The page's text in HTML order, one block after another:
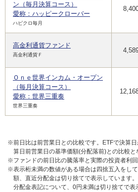
ン（毎月決算コース）
愛称：ハッピークローバー
ハピクロ毎月
高金利通貨ファンド
高金利通貨Ｆ
Ｏｎｅ世界インカム・オープン
（毎月決算コース）
愛称：世界三重奏
世界三重奏
※前日比は前営業日との比較です。ETFで決算
算日前営業日の基準価額(分配落前)との比較と
※ファンドの前日比の騰落率と実際の投資者利回
※表示桁未満の数値がある場合は四捨五入をし
額、直近分配金は切り捨てで表示しています
分配金表記について、0円未満は切り捨てで表